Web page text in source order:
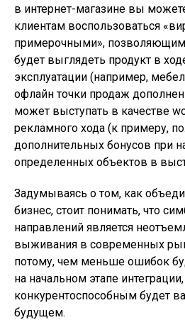
в интернет-магазине вы
клиентам воспользоваться
примерочными»,
будет выглядеть продукт в
эксплуатации (например,
офлайн точки продаж
может выступать в качестве
рекламного хода (к примеру,
дополнительных бонусов при
определенных объектов в
Задумываясь о том, как
бизнес, стоит понимать, что
направлений является
выживания в современных
потому, чем меньше ошибок
на начальном этапе
конкурентоспособным будет
будущем.